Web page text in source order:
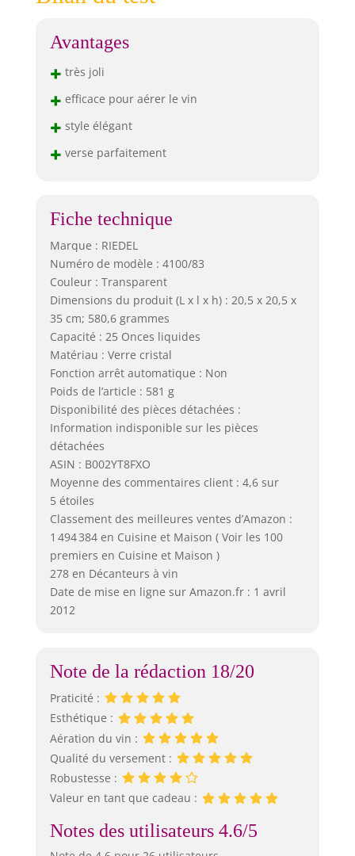
Avantages
+ très joli
+ efficace pour aérer le vin
+ style élégant
+ verse parfaitement
Fiche technique
Marque : RIEDEL
Numéro de modèle : 4100/83
Couleur : Transparent
Dimensions du produit (L x l x h) : 20,5 x 20,5 x
35 cm; 580,6 grammes
Capacité : 25 Onces liquides
Matériau : Verre cristal
Fonction arrêt automatique : Non
Poids de l’article : 581 g
Disponibilité des pièces détachées :
Information indisponible sur les pièces
détachées
ASIN : B002YT8FXO
Moyenne des commentaires client : 4,6 sur
5 étoiles
Classement des meilleures ventes d’Amazon :
1 494 384 en Cuisine et Maison ( Voir les 100
premiers en Cuisine et Maison )
278 en Décanteurs à vin
Date de mise en ligne sur Amazon.fr : 1 avril
2012
Note de la rédaction 18/20
Praticité :
Esthétique :
Aération du vin :
Qualité du versement :
Robustesse :
Valeur en tant que cadeau :
Notes des utilisateurs 4.6/5